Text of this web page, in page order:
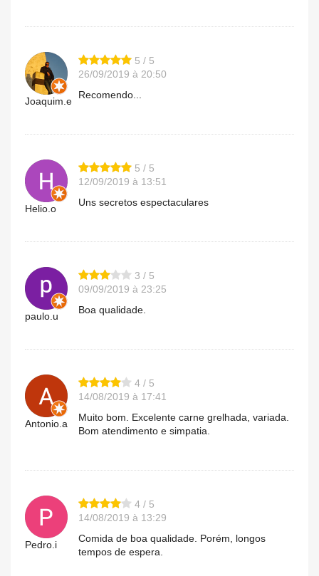
Joaquim.e
5 / 5
26/09/2019 à 20:50
Recomendo...
Helio.o
5 / 5
12/09/2019 à 13:51
Uns secretos espectaculares
paulo.u
3 / 5
09/09/2019 à 23:25
Boa qualidade.
Antonio.a
4 / 5
14/08/2019 à 17:41
Muito bom. Excelente carne grelhada, variada.
Bom atendimento e simpatia.
Pedro.i
4 / 5
14/08/2019 à 13:29
Comida de boa qualidade. Porém, longos
tempos de espera.